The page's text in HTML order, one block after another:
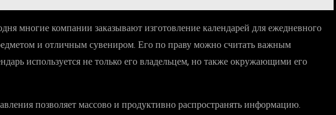
многие компании заказывают изготовление календарей для ежедневного
и отличным сувениром. Его по праву можно считать важным
используется не только его владельцем, но также окружающими его
позволяет массово и продуктивно распространять информацию.